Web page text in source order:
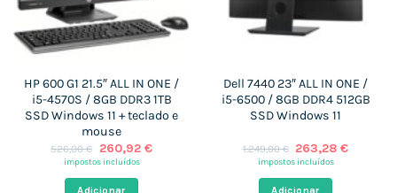
HP 600 G1 21.5″ ALL IN ONE /
i5-4570S / 8GB DDR3 1TB
SSD Windows 11 + teclado e
mouse
526,00€
O
preço
era:
260,92 €O
impostos incluídos
Adicionar
Dell 7440 23″ ALL IN ONE /
i5-6500 / 8GB DDR4 512GB
SSD Windows 11
1.249,00€ O
preço
era:
263,28€O
impostos incluídos
Adicionar